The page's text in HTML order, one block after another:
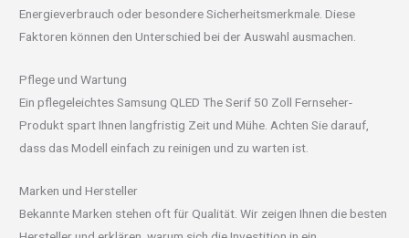
Energieverbrauch oder besondere Sicherheitsmerkmale. Diese
Faktoren können den Unterschied bei der Auswahl ausmachen.
Pflege und Wartung
Ein pflegeleichtes Samsung QLED The Serif 50 Zoll Fernseher-
Produkt spart Ihnen langfristig Zeit und Mühe. Achten Sie darauf,
dass das Modell einfach zu reinigen und zu warten ist.
Marken und Hersteller
Bekannte Marken stehen oft für Qualität. Wir zeigen Ihnen die besten